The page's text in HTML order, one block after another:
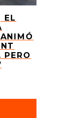
EL
PERO